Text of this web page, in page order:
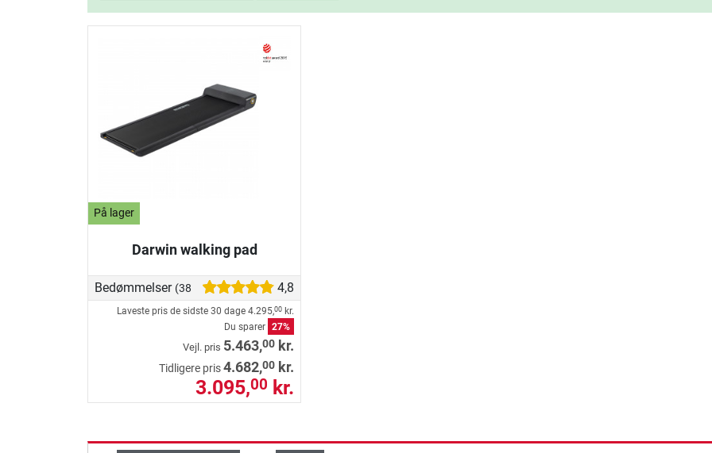
På lager
Darwin walking pad
Bedømmelser (38) 4,8
Laveste pris de sidste 30 dage 4.295,00 kr.
Du sparer 27%
Vejl. pris 5.463,00 kr.
Tidligere pris4.682,00 kr.
3.095,00 kr.